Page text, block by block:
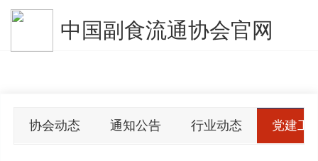
中国副食流通协会官网
协会动态 通知公告 行业动态 党建工